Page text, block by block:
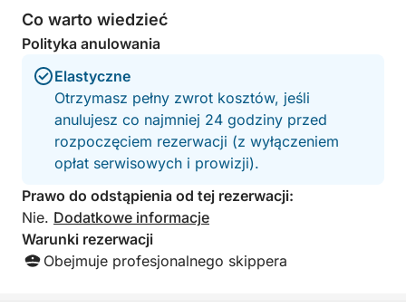
✅ All inclusive, bezstresowo
🚤 Prywatna łódź dla maksymalnie 4 osób
👨‍✈️ Profesjonalny sternik
⛽ Paliwo wliczone w cenę
🏝️ Przerwy na pływanie i relaks
🎵 Delikatna muzyka na pokładzie
🧊 Komfortowe i relaksujące doświadczenie
✔️ Brak tłumów i nieznajomych na pokładzie
✔️ Prywatna wycieczka tylko dla Twojej grupy
✔️ Spokojne tempo i możliwość dostosowania
✔️ Dostęp do Mniej uczęszczane miejsca
Co warto wiedzieć
Polityka anulowania
Elastyczne
Otrzymasz pełny zwrot kosztów, jeśli
anulujesz co najmniej 24 godziny przed
rozpoczęciem rezerwacji (z wyłączeniem
opłat serwisowych i prowizji).
Prawo do odstąpienia od tej rezerwacji:
Nie. Dodatkowe informacje
Warunki rezerwacji
Obejmuje profesjonalnego skippera